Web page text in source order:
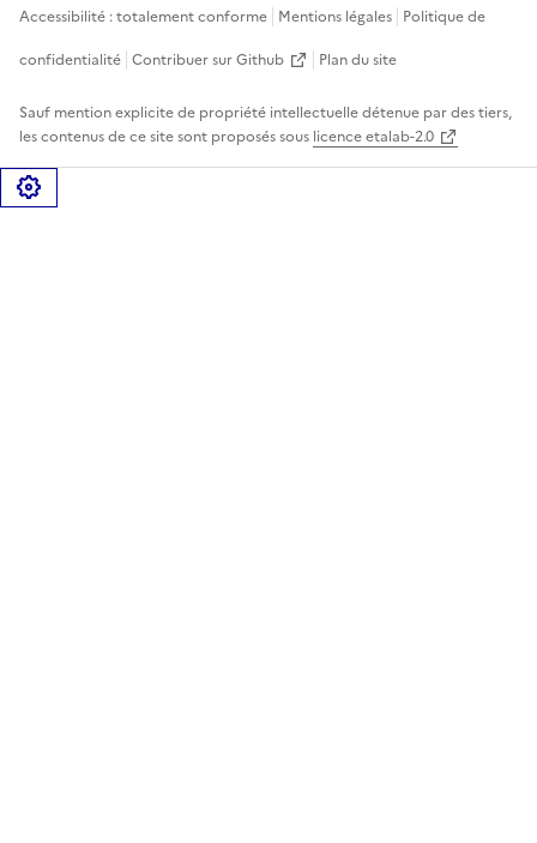
Accessibilité : totalement conforme Mentions légales Politique de
confidentialité Contribuer sur Github Plan du site
Sauf mention explicite de propriété intellectuelle détenue par des tiers,
les contenus de ce site sont proposés sous licence etalab-2.0
Gérer les cookies